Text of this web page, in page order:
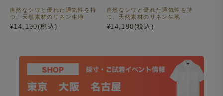
自然なシワと優れた通気性を持
つ、天然素材のリネン生地
¥14,190(税込)
自然なシワと優れた通気性を持
つ、天然素材のリネン生地
¥14,190(税込)